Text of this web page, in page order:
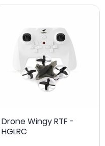
Drone Wingy RTF -
HGLRC